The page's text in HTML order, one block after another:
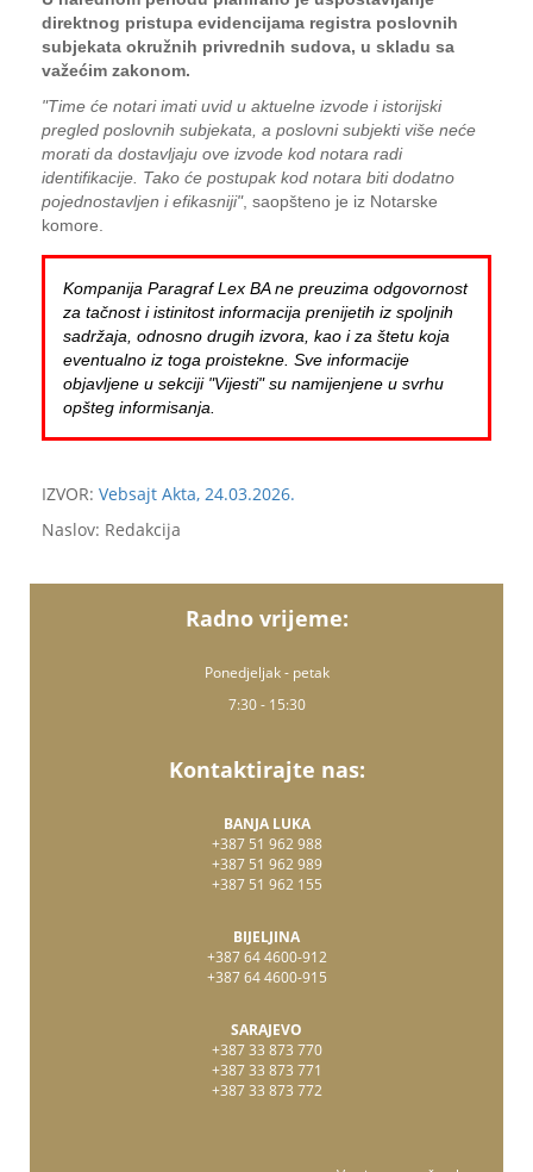
direktnog pristupa evidencijama registra poslovnih
subjekata okružnih privrednih sudova, u skladu sa
važećim zakonom.
"Time će notari imati uvid u aktuelne izvode i istorijski
pregled poslovnih subjekata, a poslovni subjekti više neće
morati da dostavljaju ove izvode kod notara radi
identifikacije. Tako će postupak kod notara biti dodatno
pojednostavljen i efikasniji", saopšteno je iz Notarske
komore.
Kompanija Paragraf Lex BA ne preuzima odgovornost
za tačnost i istinitost informacija prenijetih iz spoljnih
sadržaja, odnosno drugih izvora, kao i za štetu koja
eventualno iz toga proistekne. Sve informacije
objavljene u sekciji "Vijesti" su namijenjene u svrhu
opšteg informisanja.
IZVOR: Vebsajt Akta, 24.03.2026.
Naslov: Redakcija
Radno vrijeme:
Ponedjeljak - petak
7:30 - 15:30
Kontaktirajte nas:
BANJA LUKA
+387 51 962 988
+387 51 962 989
+387 51 962 155
BIJELJINA
+387 64 4600-912
+387 64 4600-915
SARAJEVO
+387 33 873 770
+387 33 873 771
+387 33 873 772